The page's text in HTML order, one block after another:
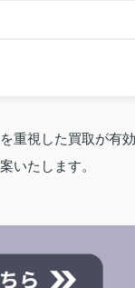
重視した買取が有効
いたします。